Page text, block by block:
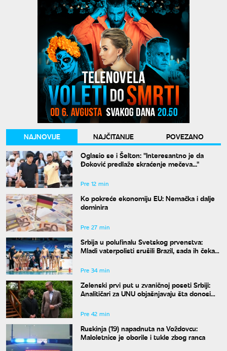
NAJNOVIJE NAJČITANIJE
POVEZANO
Oglasio se i Šelton: "Interesantno je da
Đoković predlaže skraćenje mečeva..."
Pre 12 min
Ko pokreće ekonomiju EU: Nemačka i dalje
dominira
Pre 27 min
Srbija u polufinalu Svetskog prvenstva:
Mladi vaterpolisti srušili Brazil, sada ih čeka
Pre 34 min
Zelenski prvi put u zvaničnoj poseti Srbiji:
Analitičari za UNU objašnjavaju šta donosi
Moskva
Pre 42 min
Ruskinja (19) napadnuta na Voždovcu:
Maloletnice je oborile i tukle zbog ranca